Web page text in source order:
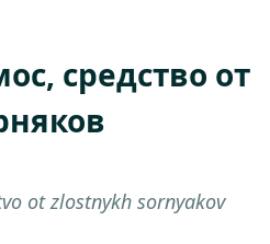
средство от
ot zlostnykh sornyakov